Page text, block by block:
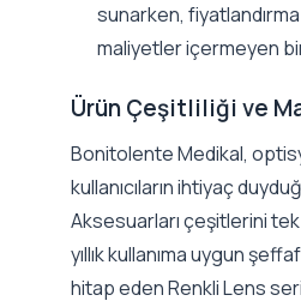
sunarken,
maliyetler içermeyen
Ürün Çeşitliliği ve
Bonitolente Medikal,
kullanıcıların ihtiyaç
Aksesuarları çeşitlerini tek
yıllık kullanıma uygun
hitap eden Renkli Lens